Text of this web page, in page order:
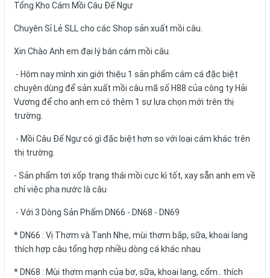
Tổng Kho Cám Mồi Câu Đế Ngư
Chuyên Sỉ Lẻ SLL cho các Shop sản xuất mồi câu.
Xin Chào Anh em đại lý bán cám mồi câu.
- Hôm nay mình xin giới thiệu 1 sản phẩm cám cá đặc biệt
chuyên dùng để sản xuất mồi câu mã số H88 của công ty Hải
Vương để cho anh em có thêm 1 sự lựa chọn mới trên thị
trường.
- Mồi Câu Đế Ngư có gì đặc biệt hơn so với loại cám khác trên
thị trường.
- Sản phẩm tơi xốp trạng thái mồi cực kì tốt, xay sẵn anh em về
chỉ việc pha nước là câu
- Với 3 Dòng Sản Phẩm DN66 - DN68 - DN69
* DN66 : Vị Thơm và Tanh Nhẹ, mùi thơm bắp, sữa, khoai lang
thích hợp câu tổng hợp nhiều dòng cá khác nhau
* DN68 : Mùi thơm mạnh của bơ, sữa, khoai lang, cốm.. thích